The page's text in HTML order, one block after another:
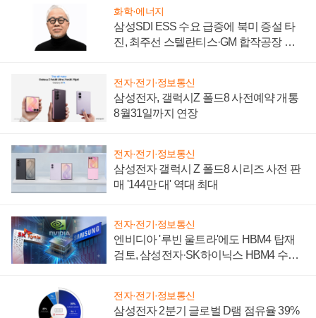
화학·에너지
삼성SDI ESS 수요 급증에 북미 증설 타
진, 최주선 스텔란티스·GM 합작공장 건
전자·전기·정보통신
삼성전자, 갤럭시Z 폴드8 사전예약 개통
8월31일까지 연장
전자·전기·정보통신
삼성전자 갤럭시 Z 폴드8 시리즈 사전 판
매 '144만 대' 역대 최대
전자·전기·정보통신
엔비디아 '루빈 울트라'에도 HBM4 탑재
검토, 삼성전자·SK하이닉스 HBM4 수율
전자·전기·정보통신
삼성전자 2분기 글로벌 D램 점유율 39%